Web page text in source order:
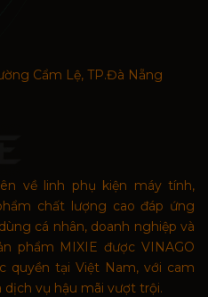
Cẩm Lệ, TP.Đà Nẵng
về linh phụ kiện máy tính,
chất lượng cao đáp ứng
cá nhân, doanh nghiệp và
phẩm MIXIE được VINAGO
quyền tại Việt Nam, với cam
vụ hậu mãi vượt trội.